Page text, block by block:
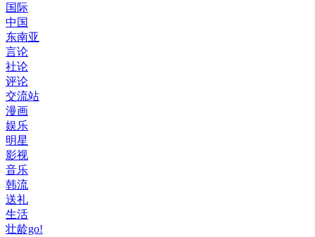
国际
中国
东南亚
言论
社论
评论
交流站
漫画
娱乐
明星
影视
音乐
韩流
送礼
生活
壮龄go!